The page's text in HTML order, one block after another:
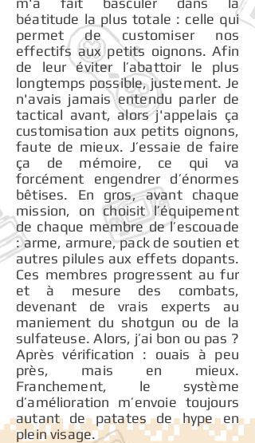
béatitude la plus totale : celle qui
permet de customiser nos
effectifs aux petits oignons. Afin
de leur éviter l’abattoir le plus
longtemps possible, justement. Je
n'avais jamais entendu parler de
tactical avant, alors j'appelais ça
customisation aux petits oignons,
faute de mieux. J’essaie de faire
ça de mémoire, ce qui va
forcément engendrer d’énormes
bêtises. En gros, avant chaque
mission, on choisit l’équipement
de chaque membre de l’escouade
: arme, armure, pack de soutien et
autres pilules aux effets dopants.
Ces membres progressent au fur
et à mesure des combats,
devenant de vrais experts au
maniement du shotgun ou de la
sulfateuse. Alors, j’ai bon ou pas ?
Après vérification : ouais à peu
près, mais en mieux.
Franchement, le système
d’amélioration m’envoie toujours
autant de patates de hype en
plein visage.